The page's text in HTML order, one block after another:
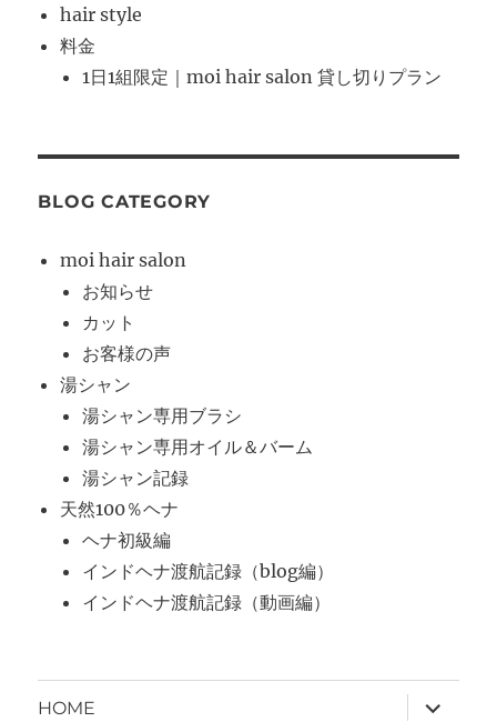
hair style
料金
1日1組限定｜moi hair salon 貸し切りプラン
BLOG CATEGORY
moi hair salon
お知らせ
カット
お客様の声
湯シャン
湯シャン専用ブラシ
湯シャン専用オイル＆バーム
湯シャン記録
天然100％ヘナ
ヘナ初級編
インドヘナ渡航記録（blog編）
インドヘナ渡航記録（動画編）
HOME